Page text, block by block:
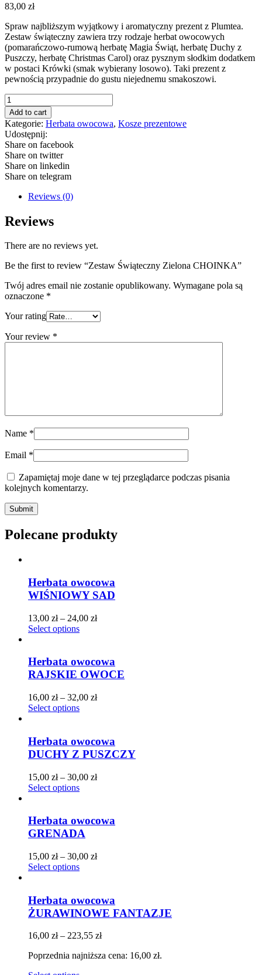
83,00 zł
Spraw najbliższym wyjątkowy i aromatyczny prezent z Plumtea.
Zestaw świąteczny zawiera trzy rodzaje herbat owocowych
(pomarańczowo-rumową herbatę Magia Świąt, herbatę Duchy z
Puszczy, herbatę Christmas Carol) oraz pysznym słodkim dodatkem
w postaci Krówki (smak wybierany losowo). Taki prezent z
pewnością przypadnie do gustu niejednemu smakoszowi.
Zestaw
Świąteczny
Zielona
CHOINKA
quantity
Add to cart
Kategorie: Herbata owocowa, Kosze prezentowe
Udostępnij:
Share on facebook
Share on twitter
Share on linkedin
Share on telegram
Reviews (0)
Reviews
There are no reviews yet.
Be the first to review “Zestaw Świąteczny Zielona CHOINKA”
Twój adres email nie zostanie opublikowany. Wymagane pola są
oznaczone *
Your rating
Your review *
Name *
Email *
Zapamiętaj moje dane w tej przeglądarce podczas pisania
kolejnych komentarzy.
Polecane produkty
Herbata owocowa
WIŚNIOWY SAD
13,00 zł– 24,00 zł
Select options
Herbata owocowa
RAJSKIE OWOCE
16,00 zł– 32,00 zł
Select options
Herbata owocowa
DUCHY Z PUSZCZY
15,00 zł– 30,00 zł
Select options
Herbata owocowa
GRENADA
15,00 zł– 30,00 zł
Select options
Herbata owocowa
ŻURAWINOWE FANTAZJE
16,00 zł– 223,55 zł
Poprzednia najniższa cena: 16,00 zł.